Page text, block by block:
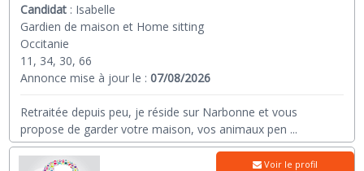
Candidat : Isabelle
Gardien de maison et Home sitting
Occitanie
11, 34, 30, 66
Annonce mise à jour le :07/08/2026
Retraitée depuis peu, je réside sur Narbonne et vous
propose de garder votre maison, vos animaux pen ...
Voir le profil